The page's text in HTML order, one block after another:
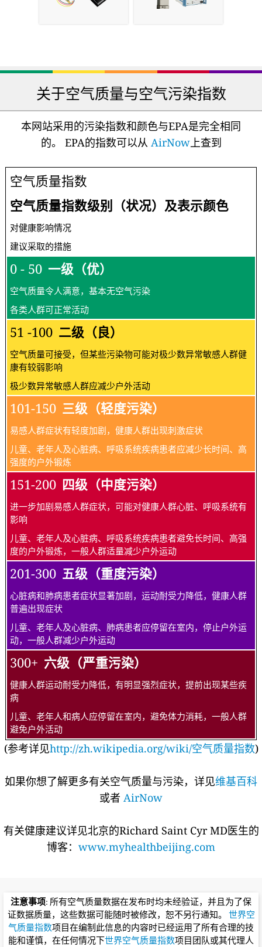
关于空气质量与空气污染指数
本网站采用的污染指数和颜色与EPA是完全相同
的。 EPA的指数可以从 AirNow上查到
空气质量指数
空气质量指数级别（状况）及表示颜色
对健康影响情况
建议采取的措施
0 - 50 一级（优）
空气质量令人满意，基本无空气污染
各类人群可正常活动
51 -100 二级（良）
空气质量可接受，但某些污染物可能对极少数异常敏感人群健
康有较弱影响
极少数异常敏感人群应减少户外活动
101-150 三级（轻度污染）
易感人群症状有轻度加剧，健康人群出现刺激症状
儿童、老年人及心脏病、呼吸系统疾病患者应减少长时间、高
强度的户外锻炼
151-200 四级（中度污染）
进一步加剧易感人群症状，可能对健康人群心脏、呼吸系统有
影响
儿童、老年人及心脏病、呼吸系统疾病患者避免长时间、高强
度的户外锻炼，一般人群适量减少户外运动
201-300 五级（重度污染）
心脏病和肺病患者症状显著加剧，运动耐受力降低，健康人群
普遍出现症状
儿童、老年人及心脏病、肺病患者应停留在室内，停止户外运
动，一般人群减少户外运动
300+ 六级（严重污染）
健康人群运动耐受力降低，有明显强烈症状，提前出现某些疾
病
儿童、老年人和病人应停留在室内，避免体力消耗，一般人群
避免户外活动
(参考详见http://zh.wikipedia.org/wiki/空气质量指数)
如果你想了解更多有关空气质量与污染，详见维基百科
或者 AirNow
有关健康建议详见北京的Richard Saint Cyr MD医生的
博客： www.myhealthbeijing.com
注意事项: 所有空气质量数据在发布时均未经验证，并且为了保
证数据质量，这些数据可能随时被修改，恕不另行通知。 世界空
气质量指数项目在编制此信息的内容时已经运用了所有合理的技
能和谨慎，在任何情况下世界空气质量指数项目团队或其代理人